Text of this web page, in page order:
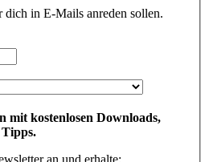
in E-Mails anreden sollen.
mit kostenlosen Downloads,